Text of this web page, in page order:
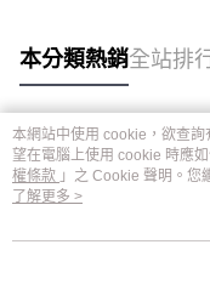
本分類熱銷全站排
熱門標籤
本網站中使用 cookie，欲查
望在電腦上使用 cookie 時應
權條款 」之 Cookie 聲明。您
用條款之 Cookie 聲明使用
了解更多 >